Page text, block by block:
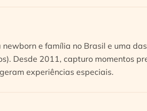
e família no Brasil e uma
Desde 2011, capturo momentos
experiências especiais.